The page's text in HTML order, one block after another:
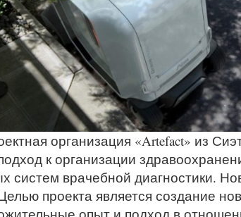
организация «Artefact» из
к организации
систем врачебной диагностики.
проекта является создание